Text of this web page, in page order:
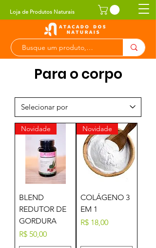
Loja de Produtos Naturais
Para o corpo
Novidade
BLEND
REDUTOR DE
GORDURA
Preço
R$ 50,00
Novidade
COLÁGENO 3
EM 1
Preço
R$ 18,00